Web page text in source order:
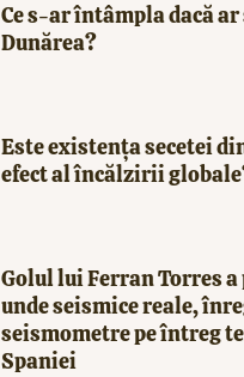
Ce s-ar întâmpla dacă ar
Dunărea?
Este existența secetei
efect al încălzirii
Golul lui Ferran Torres a
unde seismice reale,
seismometre pe întreg
Spaniei